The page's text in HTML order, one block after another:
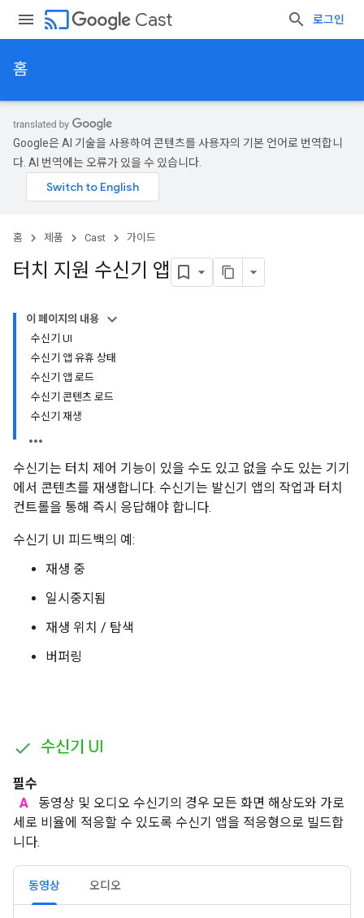
cast Cast 로그인
홈
Google은 AI 기술을 사용하여 콘텐츠를 사용자의 기본 언어로 번역합니
다. AI 번역에는 오류가 있을 수 있습니다.
홈 제품 Cast 가이드
터치 지원 수신기 앱
이 페이지의 내용
수신기 UI
수신기 앱 유휴 상태
수신기 앱 로드
수신기 콘텐츠 로드
수신기 재생
수신기는 터치 제어 기능이 있을 수도 있고 없을 수도 있는 기기
에서 콘텐츠를 재생합니다. 수신기는 발신기 앱의 작업과 터치
컨트롤을 통해 즉시 응답해야 합니다.
수신기 UI 피드백의 예:
재생 중
일시중지됨
재생 위치 / 탐색
버퍼링
수신기 UI
필수
A
동영상 및 오디오 수신기의 경우 모든 화면 해상도와 가로
세로 비율에 적응할 수 있도록 수신기 앱을 적응형으로 빌드합
니다.
동영상 오디오